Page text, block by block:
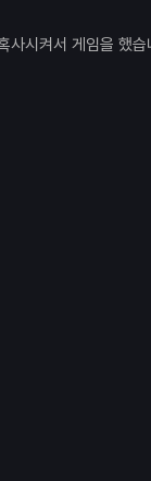
시켜서 게임을 했습